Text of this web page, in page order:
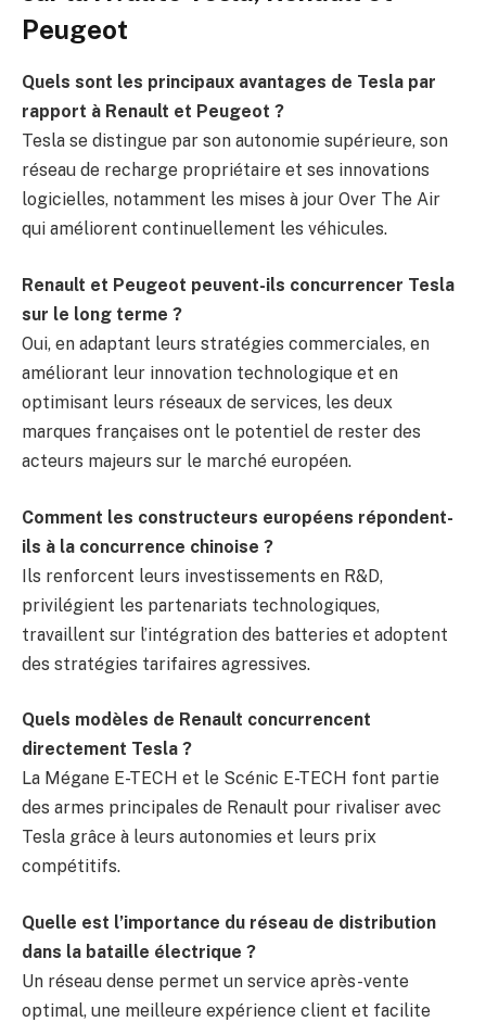
Peugeot
Quels sont les principaux avantages de Tesla par
rapport à Renault et Peugeot ?
Tesla se distingue par son autonomie supérieure, son
réseau de recharge propriétaire et ses innovations
logicielles, notamment les mises à jour Over The Air
qui améliorent continuellement les véhicules.
Renault et Peugeot peuvent-ils concurrencer Tesla
sur le long terme ?
Oui, en adaptant leurs stratégies commerciales, en
améliorant leur innovation technologique et en
optimisant leurs réseaux de services, les deux
marques françaises ont le potentiel de rester des
acteurs majeurs sur le marché européen.
Comment les constructeurs européens répondent-
ils à la concurrence chinoise ?
Ils renforcent leurs investissements en R&D,
privilégient les partenariats technologiques,
travaillent sur l’intégration des batteries et adoptent
des stratégies tarifaires agressives.
Quels modèles de Renault concurrencent
directement Tesla ?
La Mégane E-TECH et le Scénic E-TECH font partie
des armes principales de Renault pour rivaliser avec
Tesla grâce à leurs autonomies et leurs prix
compétitifs.
Quelle est l’importance du réseau de distribution
dans la bataille électrique ?
Un réseau dense permet un service après-vente
optimal, une meilleure expérience client et facilite